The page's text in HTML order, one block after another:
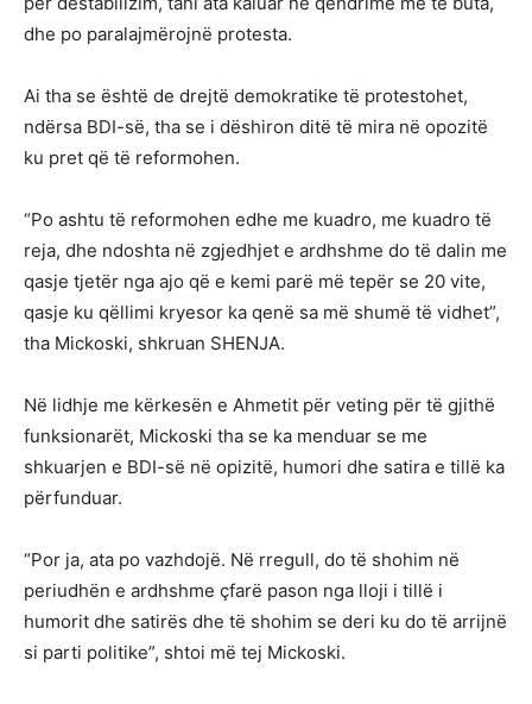
dhe po paralajmërojnë protesta.
Ai tha se është de drejtë demokratike të protestohet,
ndërsa BDI-së, tha se i dëshiron ditë të mira në opozitë
ku pret që të reformohen.
“Po ashtu të reformohen edhe me kuadro, me kuadro të
reja, dhe ndoshta në zgjedhjet e ardhshme do të dalin me
qasje tjetër nga ajo që e kemi parë më tepër se 20 vite,
qasje ku qëllimi kryesor ka qenë sa më shumë të vidhet”,
tha Mickoski, shkruan SHENJA.
Në lidhje me kërkesën e Ahmetit për veting për të gjithë
funksionarët, Mickoski tha se ka menduar se me
shkuarjen e BDI-së në opizitë, humori dhe satira e tillë ka
përfunduar.
“Por ja, ata po vazhdojë. Në rregull, do të shohim në
periudhën e ardhshme çfarë pason nga lloji i tillë i
humorit dhe satirës dhe të shohim se deri ku do të arrijnë
si parti politike”, shtoi më tej Mickoski.